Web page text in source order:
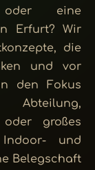
oder eine
Erfurt? Wir
die
und vor
den Fokus
oder großes
und
Belegschaft